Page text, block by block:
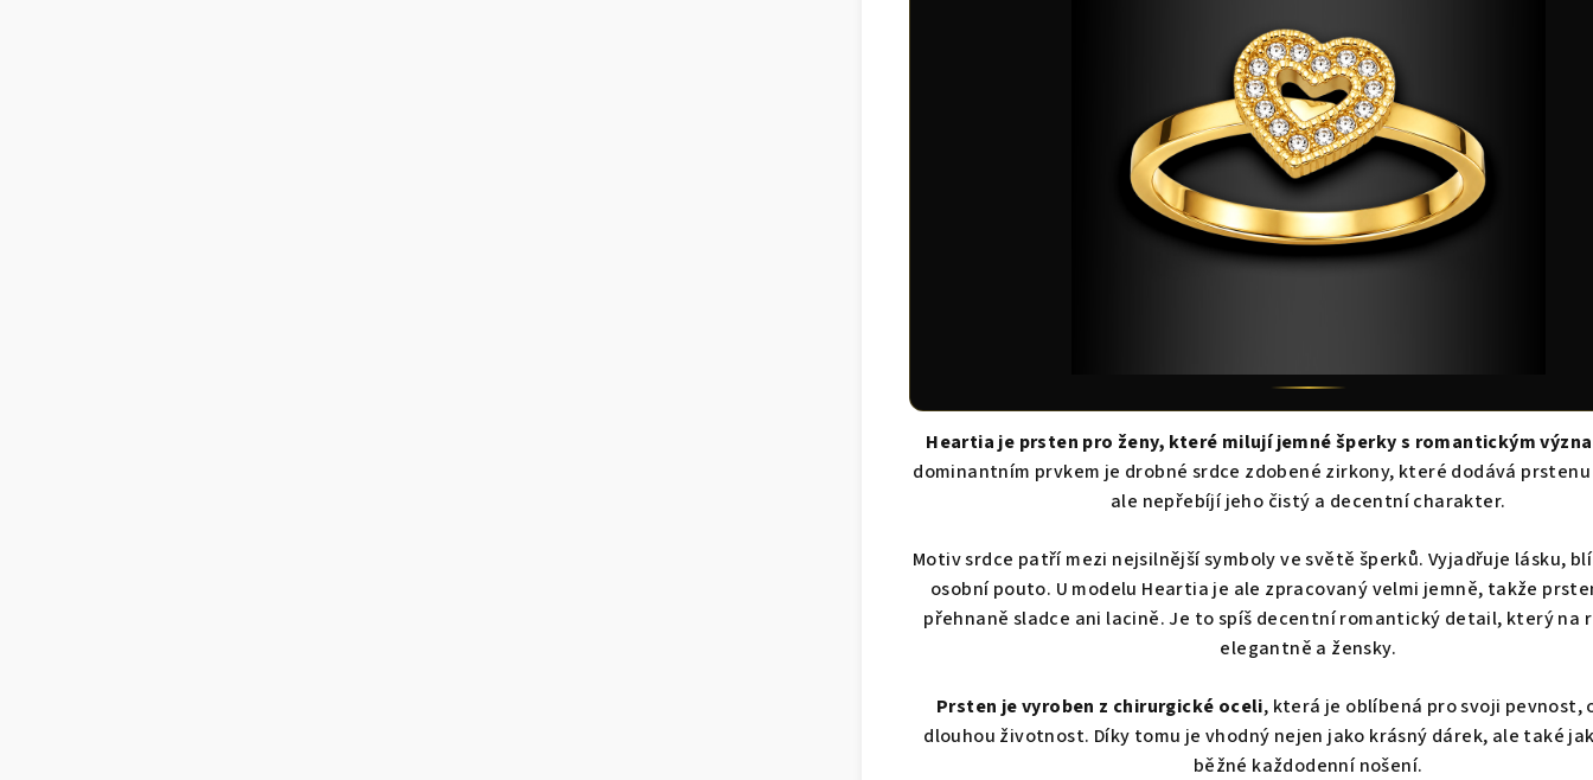
Heartia je prsten pro ženy, které milují jemné šperky s romantickým
dominantním prvkem je drobné srdce zdobené zirkony, které dodává
ale nepřebíjí jeho čistý a decentní charakter.
Motiv srdce patří mezi nejsilnější symboly ve světě šperků. Vyjadřuje lásku,
osobní pouto. U modelu Heartia je ale zpracovaný velmi jemně, takže
přehnaně sladce ani lacině. Je to spíš decentní romantický detail, který na
elegantně a žensky.
Prsten je vyroben z chirurgické oceli, která je oblíbená pro svoji pevnost,
dlouhou životnost. Díky tomu je vhodný nejen jako krásný dárek, ale také
běžné každodenní nošení.